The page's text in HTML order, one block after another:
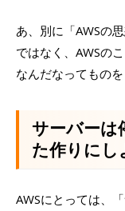
あ、別に「AWSの
ではなく、AWSの
なんだなってもの
サーバーは
た作りにし
AWSにとっては、